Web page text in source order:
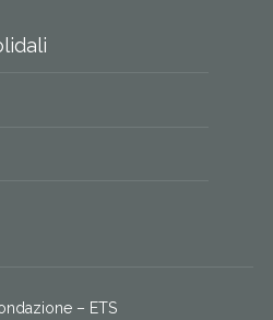
– ETS